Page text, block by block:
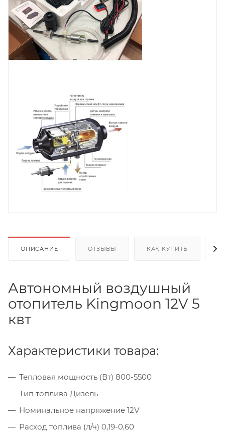
ОПИСАНИЕ ОТЗЫВЫ КАК КУПИТЬ
Автономный воздушный
отопитель Kingmoon 12V 5
квт
Характеристики товара:
Тепловая мощность (Вт) 800-5500
Тип топлива Дизель
Номинальное напряжение 12V
Расход топлива (л/ч) 0,19-0,60